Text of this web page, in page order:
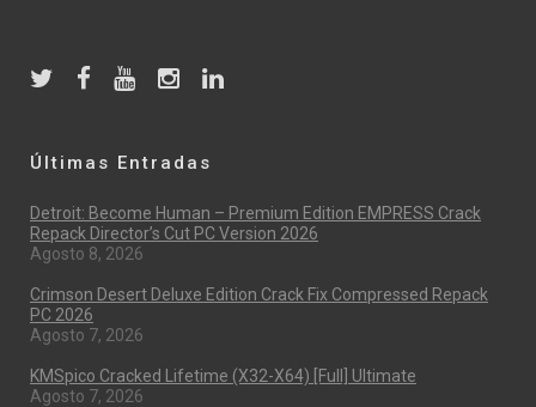
Últimas Entradas
Detroit: Become Human – Premium Edition EMPRESS Crack
Repack Director’s Cut PC Version 2026
Agosto 8, 2026
Crimson Desert Deluxe Edition Crack Fix Compressed Repack
PC 2026
Agosto 7, 2026
KMSpico Cracked Lifetime (x32-X64) [Full] Ultimate
Agosto 7, 2026